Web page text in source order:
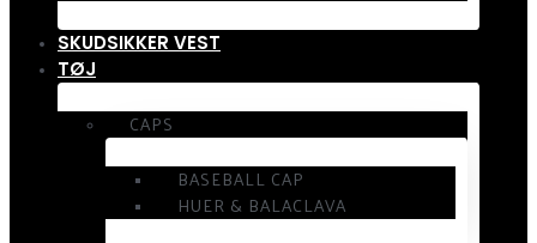
SKUDSIKKER VEST
TØJ
CAPS
BASEBALL CAP
HUER & BALACLAVA